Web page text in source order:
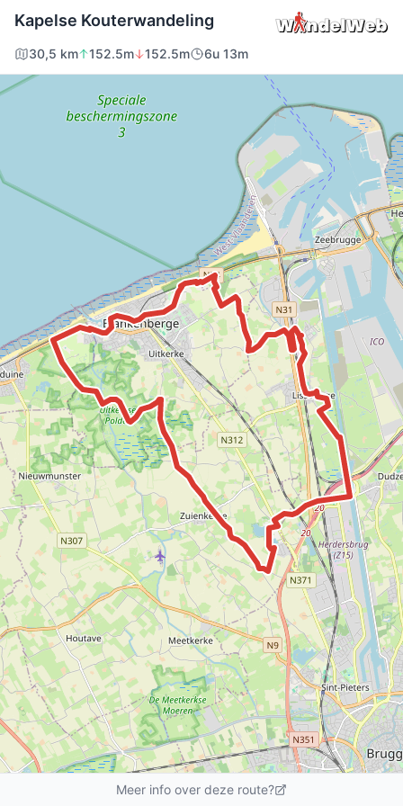
Kapelse Kouterwandeling
30,5 km 152.5m 152.5m 6u 13m
Meer info over deze route?